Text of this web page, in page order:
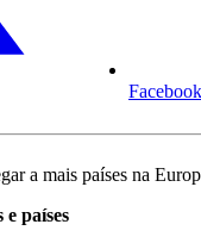
Facebook
a mais países na
países